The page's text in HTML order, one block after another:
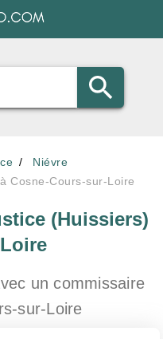
Niévre
Cosne-Cours-sur-Loire
(Huissiers)
un commissaire
sur-Loire